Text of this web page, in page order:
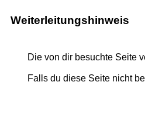
Weiterleitungshinweis
Die von dir besuchte Seite
Falls du diese Seite nicht